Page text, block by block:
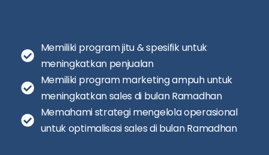
Memiliki program jitu & spesifik untuk
meningkatkan penjualan
Memiliki program marketing ampuh untuk
meningkatkan sales di bulan Ramadhan
Memahami strategi mengelola operasional
untuk optimalisasi sales di bulan Ramadhan